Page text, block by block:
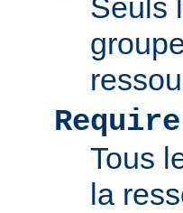
Seuls
Tous
la